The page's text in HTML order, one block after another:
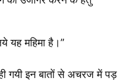
यह महिमा है।”
गयी इन बातों से अचरज में पड़